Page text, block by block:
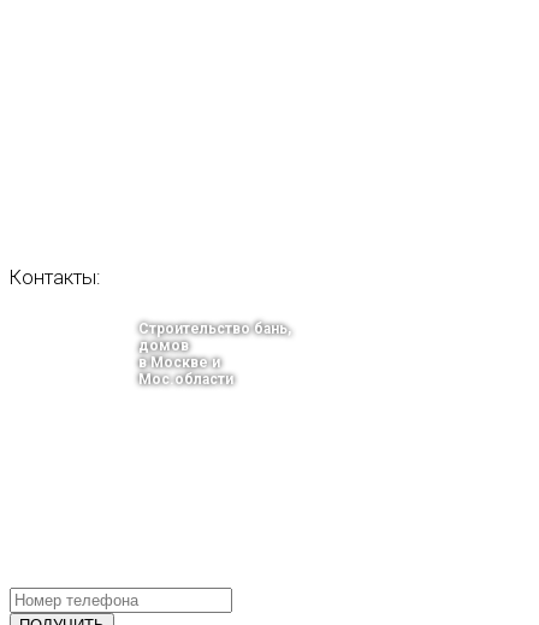
Контакты:
Строительство бань,
домов
в Москве и
Мос.области